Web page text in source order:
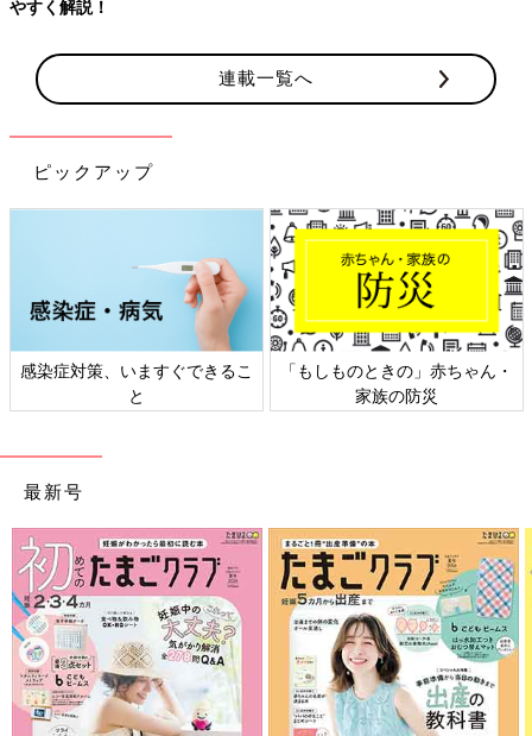
連載一覧へ
ピックアップ
日本外来小児科学会リーフレッ
ト検討会
六星占術 細木かおりさんの人生
相談
最新号